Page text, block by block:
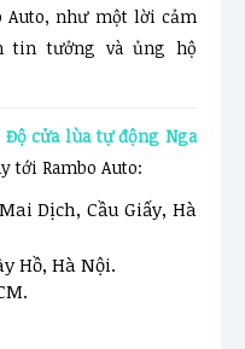
Auto, như một lời cảm
tin tưởng và ủng hộ
Độ cửa lùa tự động Nga
tới Rambo Auto:
Dịch, Cầu Giấy, Hà
Hồ, Hà Nội.